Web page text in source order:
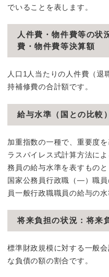
でいることを表します。
人件費・物件費等の状
費・物件費等決算額
人口1人当たりの人件費（退
持補修費の合計額です。
給与水準（国との比較
加重指数の一種で、重要度
ラスパイレス式計算方法に
務員の給与水準を表すもの
国家公務員行政職（―）職
員一般行政職職員の給与の水
将来負担の状況：将来
標準財政規模に対する一般
な負債の額の割合です。